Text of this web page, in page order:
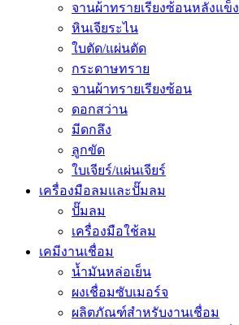
จานผ้าทรายเรียงซ้อนหลังแข็ง
หินเจียระไน
ใบตัด/แผ่นตัด
กระดาษทราย
จานผ้าทรายเรียงซ้อน
ดอกสว่าน
มีดกลึง
ลูกขัด
ใบเจียร์/แผ่นเจียร์
เครื่องมือลมและปั๊มลม
ปั๊มลม
เครื่องมือใช้ลม
เคมีงานเชื่อม
น้ำมันหล่อเย็น
ผงเชื่อมซับเมอร์จ
ผลิตภัณฑ์สำหรับงานเชื่อม